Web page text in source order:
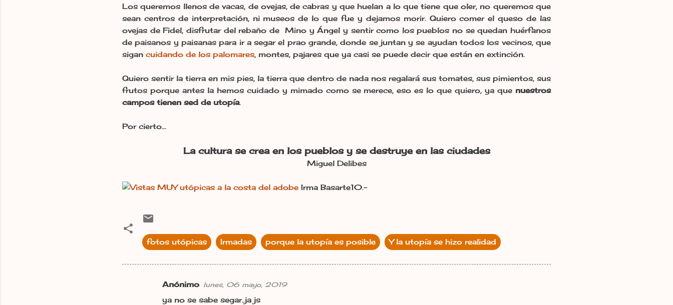
Los queremos llenos de vacas, de ovejas, de cabras y que huelan a lo que tiene que oler, no queremos que
sean centros de interpretación, ni museos de lo que fue y dejamos morir. Quiero comer el queso de las
ovejas de Fidel, disfrutar del rebaño de Mino y Ángel y sentir como los pueblos no se quedan huérfanos
de paisanos y paisanas para ir a segar el prao grande, donde se juntan y se ayudan todos los vecinos, que
sigan cuidando de los palomares, montes, pajares que ya casi se puede decir que están en extinción.
Quiero sentir la tierra en mis pies, la tierra que dentro de nada nos regalará sus tomates, sus pimientos, sus
frutos porque antes la hemos cuidado y mimado como se merece, eso es lo que quiero, ya que nuestros
campos tienen sed de utopía.
Por cierto...
La cultura se crea en los pueblos y se destruye en las ciudades
Miguel Delibes
Irma Basarte10.-
fotos utópicas Irmadas porque la utopía es posible Y la utopía se hizo realidad
Anónimo lunes, 06 mayo, 2019
ya no se sabe segar..ja js